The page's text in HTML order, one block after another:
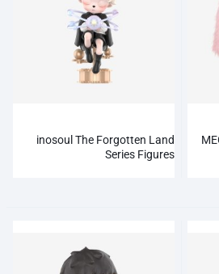
inosoul The Forgotten Land
Series Figures